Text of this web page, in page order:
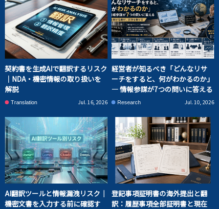
契約書を生成AIで翻訳するリスク
｜NDA・機密情報の取り扱いを
解説
Translation Jul. 16, 2026
経営者が知るべき「どんなリサ
ーチをすると、何がわかるのか」
― 情報参謀が7つの問いに答える
Research Jul. 10, 2026
AI翻訳ツールと情報漏洩リスク｜
機密文書を入力する前に確認す
登記事項証明書の海外提出と翻
訳：履歴事項全部証明書と現在